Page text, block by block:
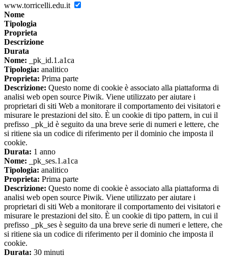
www.torricelli.edu.it
Nome
Tipologia
Proprieta
Descrizione
Durata
Nome: _pk_id.1.a1ca
Tipologia: analitico
Proprieta: Prima parte
Descrizione: Questo nome di cookie è associato alla piattaforma di
analisi web open source Piwik. Viene utilizzato per aiutare i
proprietari di siti Web a monitorare il comportamento dei visitatori e
misurare le prestazioni del sito. È un cookie di tipo pattern, in cui il
prefisso _pk_id è seguito da una breve serie di numeri e lettere, che
si ritiene sia un codice di riferimento per il dominio che imposta il
cookie.
Durata: 1 anno
Nome: _pk_ses.1.a1ca
Tipologia: analitico
Proprieta: Prima parte
Descrizione: Questo nome di cookie è associato alla piattaforma di
analisi web open source Piwik. Viene utilizzato per aiutare i
proprietari di siti Web a monitorare il comportamento dei visitatori e
misurare le prestazioni del sito. È un cookie di tipo pattern, in cui il
prefisso _pk_ses è seguito da una breve serie di numeri e lettere, che
si ritiene sia un codice di riferimento per il dominio che imposta il
cookie.
Durata: 30 minuti